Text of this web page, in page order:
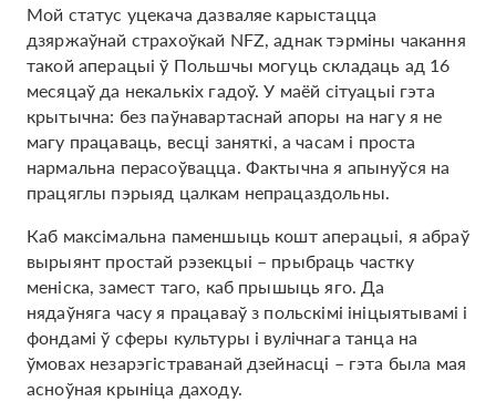
Мой статус уцекача дазваляе карыстацца
дзяржаўнай страхоўкай NFZ, аднак тэрміны чакання
такой аперацыі ў Польшчы могуць складаць ад 16
месяцаў да некалькіх гадоў. У маёй сітуацыі гэта
крытычна: без паўнавартаснай апоры на нагу я не
магу працаваць, весці заняткі, а часам і проста
нармальна перасоўвацца. Фактычна я апынуўся на
працяглы пэрыяд цалкам непрацаздольны.
Каб максімальна паменшыць кошт аперацыі, я абраў
вырыянт простай рэзекцыі – прыбраць частку
меніска, замест таго, каб прышыць яго. Да
нядаўняга часу я працаваў з польскімі ініцыятывамі і
фондамі ў сферы культуры і вулічнага танца на
ўмовах незарэгістраванай дзейнасці – гэта была мая
асноўная крыніца даходу.